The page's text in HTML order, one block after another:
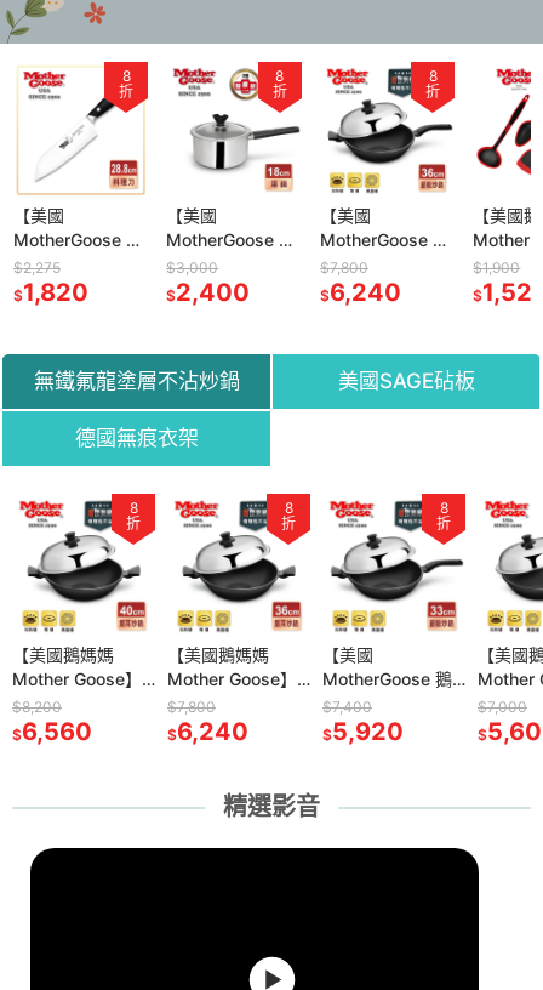
8
折
【美國
MotherGoose 鵝
媽媽】德國不鏽
鋼鉬釩鋼-料理刀/
切菜刀/切肉刀
$2,275
$1,820
8
折
【美國
MotherGoose 鵝
媽媽】比爾316不
鏽鋼醫療級 七層
複合金 湯鍋
$3,000
$2,400
8
折
【美國
MotherGoose 鵝
媽媽】晶鑽輕量
航太合金手工鑄
造無塗層物理性
(36cm)-單把
$7,800
$6,240
【美國
Mother
250度超
矽膠系
組 鍋鏟
$1,900
$
無鐵氟龍塗層不沾炒鍋 美國SAGE砧板
德國無痕衣架
8
折
【美國鵝媽媽
Mother Goose】
晶鑽輕量航太合金
無塗層物理性不沾
節能深炒鍋40cm-
$8,200
$6,560
8
折
【美國鵝媽媽
Mother Goose】
晶鑽輕量航太合金
無塗層物理性不沾
節能深炒鍋36cm-
$7,800
$6,240
8
折
【美國
MotherGoose 鵝
媽媽】晶鑽輕量航
太合金無塗層物理
性不沾節能深炒鍋
$7,400
$5,920
【美國
Mother
晶鑽輕
無塗層
鍋節能
$7,000
$
42
折
國製造
抗菌木
型
53
折
【SAGE美國製造
原裝進口】集水溝
槽抗菌木砧板-厚版
型(25x32.7x厚
$
4
折
【SAGE美國製造
原裝進口】集水溝
槽抗菌木砧板-厚版
型(30x40x厚
$
補貨中
55
折
【SAGE美國製造
原裝進口】抗菌木
砧板-實用型
(15x20x厚0.6cm)
$
【德國
痕止滑
40cm(
入) 止
衣架
$4,390
$
精選影音